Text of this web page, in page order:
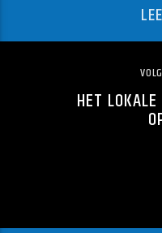
HET